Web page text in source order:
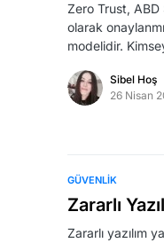
Zero Trust, ABD
olarak
modelidir.
Sibel Hoş
26 Nisan
GÜVENLIK
Zararlı
Zararlı yazılım